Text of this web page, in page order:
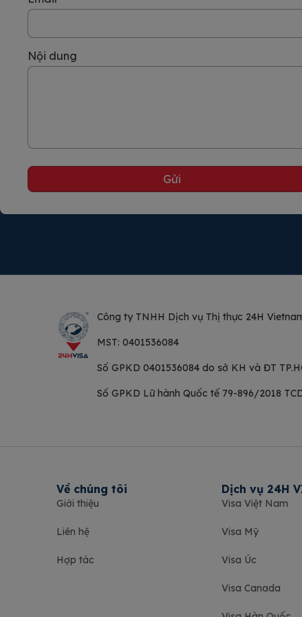
Nội dung
Công ty TNHH Dịch vụ Thị thực 24H
MST: 0401536084
Số GPKD 0401536084 do sở KH và ĐT
Số GPKD Lữ hành Quốc tế 79-896/2018
Về chúng tôi
Giới thiệu
Liên hệ
Hợp tác
Dịch vụ 24H
Visa Việt Nam
Visa Mỹ
Visa Úc
Visa Canada